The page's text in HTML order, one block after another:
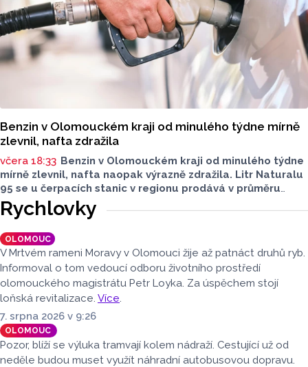
Benzin v Olomouckém kraji od minulého týdne mírně
zlevnil, nafta zdražila
včera 18:33 Benzin v Olomouckém kraji od minulého týdne
mírně zlevnil, nafta naopak výrazně zdražila. Litr Naturalu
95 se u čerpacích stanic v regionu prodává v průměru
za 42,27 koruny, před týdnem byl o deset haléřů dražší.
O 84 haléřů zdražila nafta, za litr teď řidiči dají průměrně
44,84 koruny. Podle údajů společnosti CCS, která ceny
sleduje, je benzin v současnosti o 7,73 koruny dražší než
před rokem, za naftu tehdy motoristé platili o 11,31
koruny méně.
Rychlovky
OLOMOUC
V Mrtvém rameni Moravy v Olomouci žije až patnáct druhů ryb.
Informoval o tom vedoucí odboru životního prostředí
olomouckého magistrátu Petr Loyka. Za úspěchem stojí
loňská revitalizace. Více.
7. srpna 2026 v 9:26
OLOMOUC
Pozor, blíží se výluka tramvají kolem nádraží. Cestující už od
neděle budou muset využít náhradní autobusovou dopravu.